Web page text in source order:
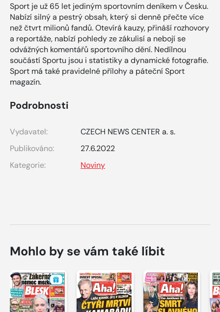
Sport je už 65 let jediným sportovním deníkem v Česku.
Nabízí silný a pestrý obsah, který si denně přečte více
než čtvrt milionů fandů. Otevírá kauzy, přináší rozhovory
a reportáže, nabízí pohledy ze zákulisí a nebojí se
odvážných komentářů sportovního dění. Nedílnou
součástí Sportu jsou i statistiky a dynamické fotografie.
Sport má také pravidelné přílohy a páteční Sport
magazín.
Podrobnosti
Vydavatel:
CZECH NEWS CENTER a. s.
Publikováno:
27.6.2022
Kategorie:
Noviny
Mohlo by se vám také líbit